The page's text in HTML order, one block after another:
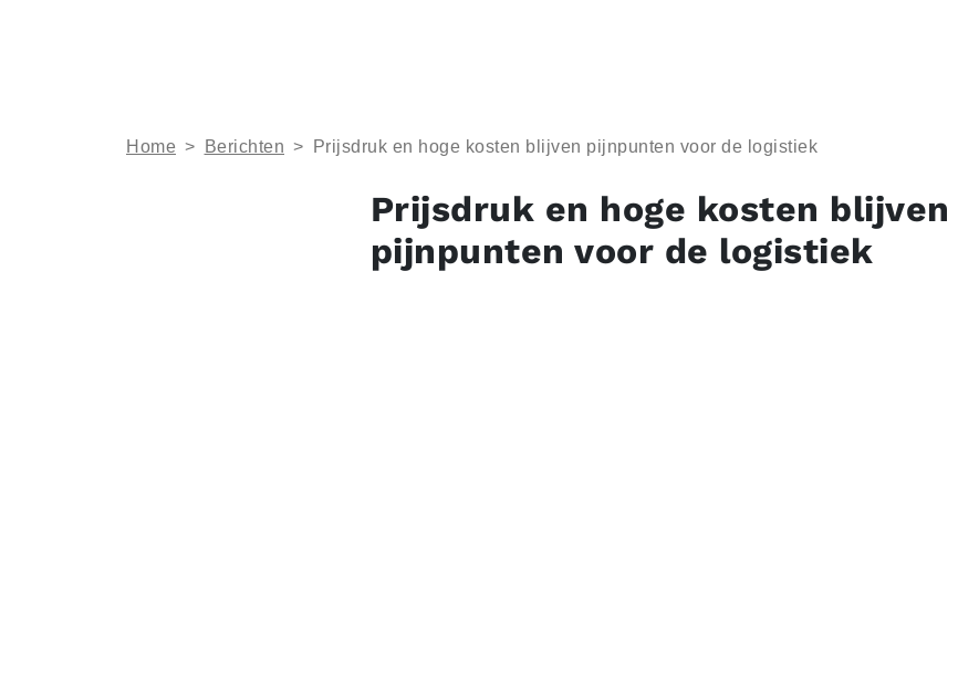
Home > Berichten > Prijsdruk en hoge kosten blijven pijnpunten voor de logistiek
Prijsdruk en hoge kosten blijven
pijnpunten voor de logistiek